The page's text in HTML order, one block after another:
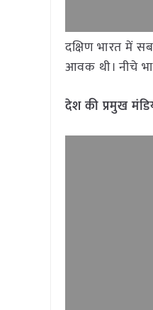
दक्षिण भारत में
आवक थी। नीचे
देश की प्रमुख